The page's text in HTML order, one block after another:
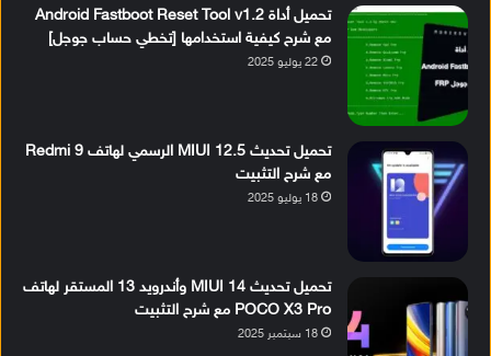
تحميل أداة Android Fastboot Reset Tool v1.2
مع شرح كيفية استخدامها [تخطي حساب جوجل]
22 يوليو 2025
تحميل تحديث MIUI 12.5 الرسمي لهاتف Redmi 9
مع شرح التثبيت
18 يوليو 2025
تحميل تحديث MIUI 14 وأندرويد 13 المستقر لهاتف
POCO X3 Pro مع شرح التثبيت
18 سبتمبر 2025